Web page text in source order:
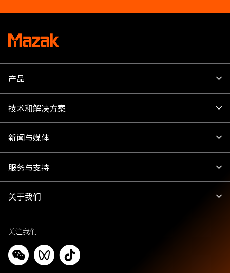
产品
技术和解决方案
新闻与媒体
服务与支持
关于我们
关注我们